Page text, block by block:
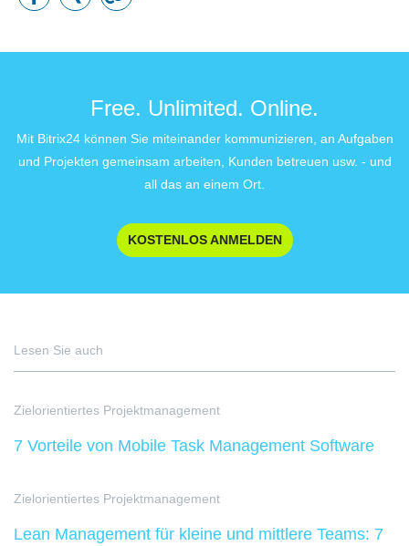
Free. Unlimited. Online.
Mit Bitrix24 können Sie miteinander kommunizieren, an Aufgaben
und Projekten gemeinsam arbeiten, Kunden betreuen usw. - und
all das an einem Ort.
KOSTENLOS ANMELDEN
Lesen Sie auch
Zielorientiertes Projektmanagement
7 Vorteile von Mobile Task Management Software
Zielorientiertes Projektmanagement
Lean Management für kleine und mittlere Teams: 7